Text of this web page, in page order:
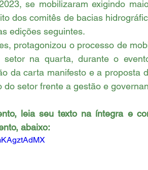
se mobilizaram exigindo
dos comitês de bacias
edições seguintes.
setor na quarta, durante o
da carta manifesto e a proposta
setor frente a gestão e
leia seu texto na íntegra e
abaixo: